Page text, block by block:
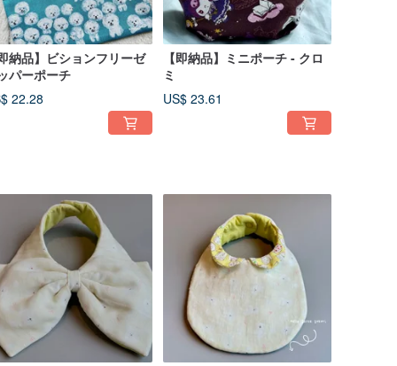
納品】ビションフリーゼ
パーポーチ
22.28
【即納品】ミニポーチ - クロ
ミ
US$ 23.61